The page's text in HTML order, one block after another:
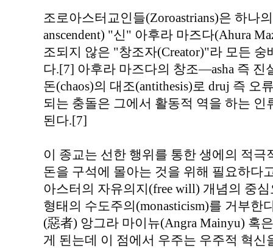
조로아스터교인들(Zoroastrians)은 하나
anscendent) "신" 아후라 마즈다(Ahura
조되지 않은 "창조자(Creator)"라 모든
다.[7] 아후라 마즈다의 창조—asha 즉
돈(chaos)의 대조(antithesis)로 druj 즉 오
되는 충돌은 그에서 활동적 역을 하는
된다.[7]
이 종교는 선한 행위를 통한 생에의 적
돈을 구석에 몰아는 것을 위해 필요하다
아스터의 자유의지(free will) 개념의 중
형태의 수도주의(monasticism)를 거부한
(惡者) 앙그라 마이뉴(Angra Mainyu) 혹
게 된는데 이 점에서 우주는 우주적 혁